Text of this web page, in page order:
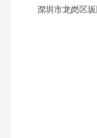
深圳市龙岗区